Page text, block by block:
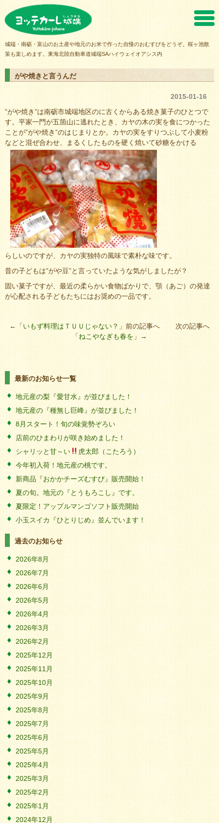
城端・南砺・富山のお土産や地元のお米で作った自慢のおむすびをどうぞ。桜ヶ池散
策も楽しめます。東海北陸自動車道城端SAハイウェイオアシス内
がや焼きと言うんだ
2015-01-16
”がや焼き”は南砺市城端地区のに古くからある焼き菓子のひとつで
す。平家一門が五箇山に逃れたとき、カヤの木の実を食につかった
ことが”がや焼き”のはじまりとか。カヤの実をすりつぶして小麦粉
などと混ぜ合わせ、まるくしたものを硬く焼いて砂糖をかける
らしいのですが、カヤの実独特の風味で素朴な味です。
昔の子どもは”がや豆”と言っていたような気がしましたが？
固い菓子ですが、最近の柔らかい食物ばかりで、顎（あご）の発達
が心配される子どもたちにはお奨めの一品です。
←「いもず料理はＴＵＵじゃない？ 」前の記事へ 次の記事へ
「ねこやなぎも春を 」→
最新のお知らせ一覧
地元産の梨『愛甘水』が並びました！
地元産の『種無し巨峰』が並びました！
8月スタート！旬の味覚勢ぞろい
店前のひまわりが咲き始めました！
シャリッと甘～い
虎太郎（こたろう）
今年初入荷！地元産の桃です。
新商品『おかかチーズむすび』販売開始！
夏の旬。地元の『とうもろこし』です。
夏限定！アップルマンゴソフト販売開始
小玉スイカ『ひとりじめ』並んでいます！
過去のお知らせ
2026年8月
2026年7月
2026年6月
2026年5月
2026年4月
2026年3月
2026年2月
2025年12月
2025年11月
2025年10月
2025年9月
2025年8月
2025年7月
2025年6月
2025年5月
2025年4月
2025年3月
2025年2月
2025年1月
2024年12月